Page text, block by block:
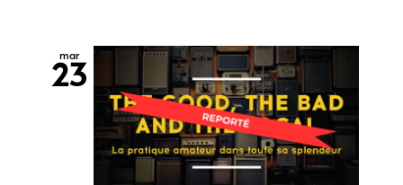
mar
23